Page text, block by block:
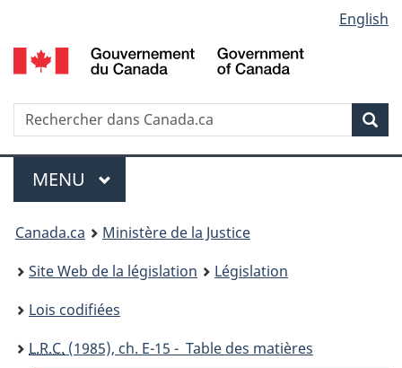
au
contenu
propos
de
la
HTML
simplifiée
selection
English
Recherche
Menu
MENU PRINCIPAL
You
are
here:
Canada.ca
Ministère de la Justice
Site Web de la législation
Législation
Lois codifiées
L.R.C. (1985), ch. E-15 - Table des matières